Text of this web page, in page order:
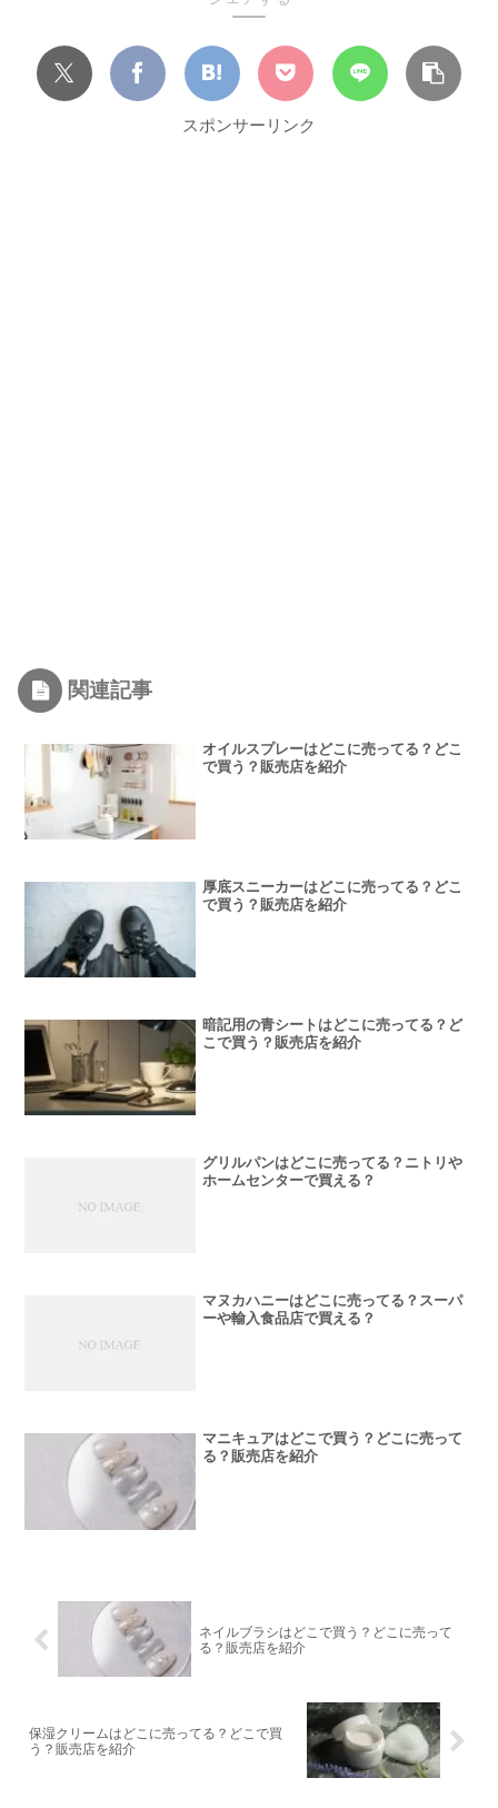
スポンサーリンク
関連記事
オイルスプレーはどこに売ってる？どこ
で買う？販売店を紹介
厚底スニーカーはどこに売ってる？どこ
で買う？販売店を紹介
暗記用の青シートはどこに売ってる？ど
こで買う？販売店を紹介
グリルパンはどこに売ってる？ニトリや
ホームセンターで買える？
マヌカハニーはどこに売ってる？スーパ
ーや輸入食品店で買える？
マニキュアはどこで買う？どこに売って
る？販売店を紹介
ネイルブラシはどこで買う？どこに売って
る？販売店を紹介
保湿クリームはどこに売ってる？どこで買
う？販売店を紹介